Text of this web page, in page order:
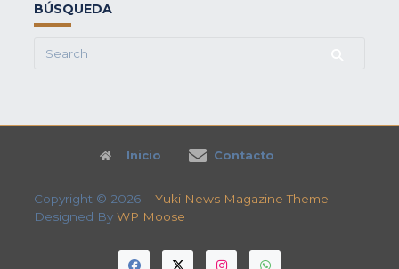
BÚSQUEDA
Search
Inicio Contacto
Copyright © 2026 Yuki News Magazine Theme
Designed By WP Moose